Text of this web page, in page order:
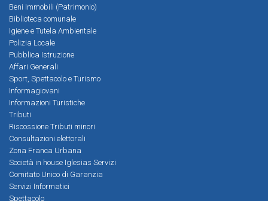
Beni Immobili (Patrimonio)
Biblioteca comunale
Igiene e Tutela Ambientale
Polizia Locale
Pubblica Istruzione
Affari Generali
Sport, Spettacolo e Turismo
Informagiovani
Informazioni Turistiche
Tributi
Riscossione Tributi minori
Consultazioni elettorali
Zona Franca Urbana
Società in house Iglesias Servizi
Comitato Unico di Garanzia
Servizi Informatici
Spettacolo